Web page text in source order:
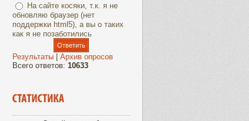
На сайте косяки, т.к. я не
обновляю браузер (нет
поддержки html5), а вы о таких
как я не позаботились
Результаты
Архив опросов
Всего ответов: 10633